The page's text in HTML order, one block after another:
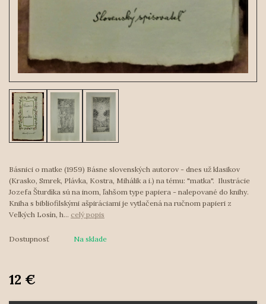
Básnici o matke (1959) Básne slovenských autorov - dnes už klasikov
(Krasko, Smrek, Plávka, Kostra, Mihálik a i.) na tému: "matka". Ilustrácie
Jozefa Šturdíka sú na inom, ľahšom type papiera - nalepované do knihy.
Kniha s bibliofilskými ašpiráciami je vytlačená na ručnom papieri z
Veľkých Losín, h... celý popis
Dostupnosť Na sklade
12 €